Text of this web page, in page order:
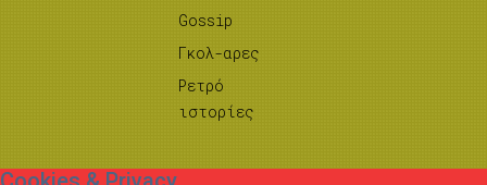
Gossip
Γκολ-αρες
Ρετρό
ιστορίες